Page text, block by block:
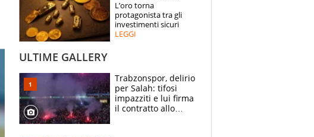
ESPERTI
CONTATTI
L’oro torna
protagonista tra gli
investimenti sicuri
LEGGI
ULTIME GALLERY
Trabzonspor, delirio
per Salah: tifosi
impazziti e lui firma
il contratto allo